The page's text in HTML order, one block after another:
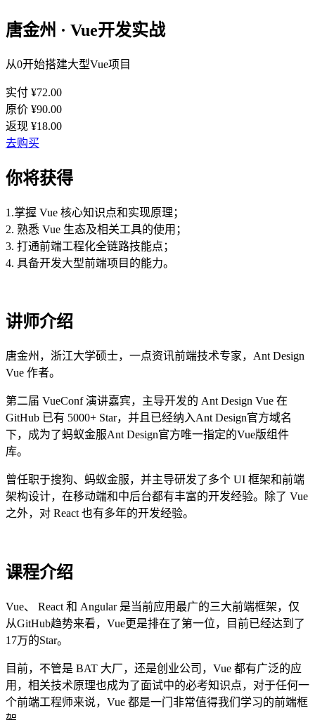
唐金州 · Vue开发实战
从0开始搭建大型Vue项目
实付 ¥72.00
原价 ¥90.00
返现 ¥18.00
去购买
你将获得
1.掌握 Vue 核心知识点和实现原理；
2. 熟悉 Vue 生态及相关工具的使用；
3. 打通前端工程化全链路技能点；
4. 具备开发大型前端项目的能力。
讲师介绍
唐金州，浙江大学硕士，一点资讯前端技术专家，Ant Design
Vue 作者。
第二届 VueConf 演讲嘉宾，主导开发的 Ant Design Vue 在
GitHub 已有 5000+ Star，并且已经纳入Ant Design官方域名
下，成为了蚂蚁金服Ant Design官方唯一指定的Vue版组件
库。
曾任职于搜狗、蚂蚁金服，并主导研发了多个 UI 框架和前端
架构设计，在移动端和中后台都有丰富的开发经验。除了 Vue
之外，对 React 也有多年的开发经验。
课程介绍
Vue、 React 和 Angular 是当前应用最广的三大前端框架，仅
从GitHub趋势来看，Vue更是排在了第一位，目前已经达到了
17万的Star。
目前，不管是 BAT 大厂，还是创业公司，Vue 都有广泛的应
用，相关技术原理也成为了面试中的必考知识点，对于任何一
个前端工程师来说，Vue 都是一门非常值得我们学习的前端框